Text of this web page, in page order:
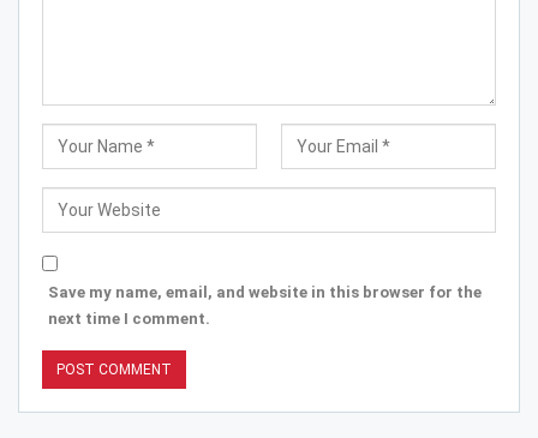
Save my name, email, and website in this browser for the
next time I comment.